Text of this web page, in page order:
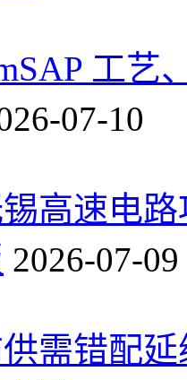
工艺
07-10
高速电
2026-07-09
需错配